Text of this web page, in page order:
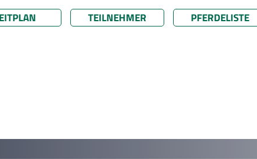
TEILNEHMER PFERDELISTE